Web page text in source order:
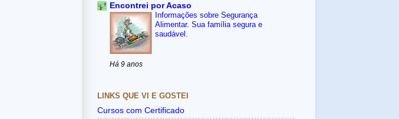
Encontrei por Acaso
Informações sobre Segurança
Alimentar. Sua família segura e
saudável.
Há 9 anos
LINKS QUE VI E GOSTEI
Cursos com Certificado